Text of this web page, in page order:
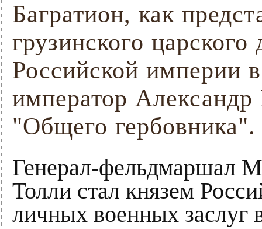
Багратион, как
грузинского
Российской империи
император
"Общего гербовника".
Генерал-фельдмаршал
Толли стал князем
личных военных заслуг